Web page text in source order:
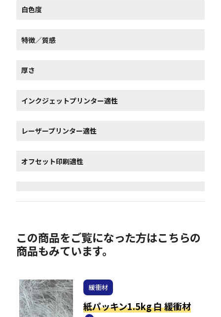
白色度
特徴／質感
厚さ
インクジェットプリンター適性
レーザープリンター適性
オフセット印刷適性
この商品をご覧になった方はこちらの
商品もみています。
緩衝材
紙パッキン1.5kg 白 緩衝材